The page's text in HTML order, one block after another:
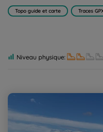
Topo guide et carte Traces
Niveau physique:
Pays Basque Basaburia,